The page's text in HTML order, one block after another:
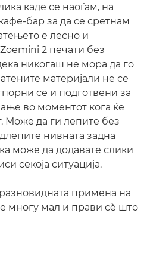
каде се наоѓам, на
бар за да се сретнам
е лесно и
2 печати без
никогаш не мора да го
материјали не се
се и подготвени за
во моментот кога ќе
Може да ги лепите без
нивната задна
може да додавате слики
секоја ситуација.
примена на
е многу мал и прави сè што